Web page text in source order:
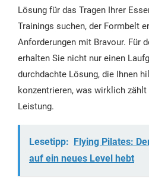
Lösung für das Tragen Ihrer
Trainings suchen, der Formbelt
Anforderungen mit Bravour. Für
erhalten Sie nicht nur einen
durchdachte Lösung, die Ihnen
konzentrieren, was wirklich
Leistung.
Lesetipp: Flying Pilates:
auf ein neues Level hebt